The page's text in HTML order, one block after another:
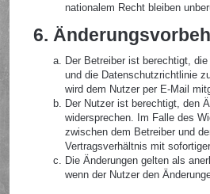
nationalem Recht bleiben
6.
Der Betreiber ist berechtigt,
und die Datenschutzrichtlinie
wird dem Nutzer per E-Mail
Der Nutzer ist berechtigt, den
widersprechen. Im Falle des
zwischen dem Betreiber und
Vertragsverhältnis mit
Die Änderungen gelten als
wenn der Nutzer den